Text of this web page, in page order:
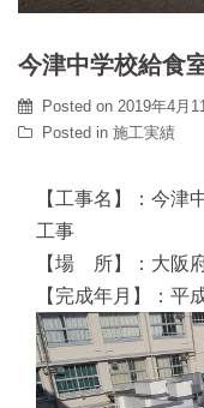
今津中学校給食
Posted on 2019年4月
Posted in 施工実績
【工事名】：今津
工事
【場 所】：大阪
【完成年月】：平